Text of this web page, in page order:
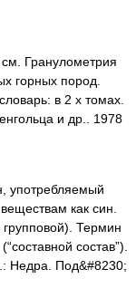
Гранулометрия
горных пород.
в 2 х томах.
и др.. 1978
употребляемый
как син.
Термин
состав”).
Недра. Под&#8230;